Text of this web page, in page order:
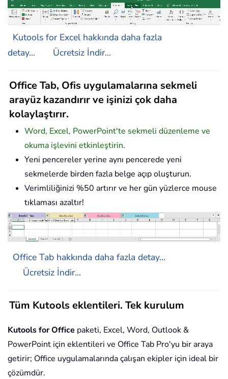
Kutools for Excel hakkında daha fazla
detay...
Ücretsiz İndir...
Office Tab, Ofis uygulamalarına sekmeli
arayüz kazandırır ve işinizi çok daha
kolaylaştırır.
Word, Excel, PowerPoint'te sekmeli düzenleme ve
okuma işlevini etkinleştirin.
Yeni pencereler yerine aynı pencerede yeni
sekmelerde birden fazla belge açıp oluşturun.
Verimliliğinizi %50 artırır ve her gün yüzlerce mouse
tıklaması azaltır!
Office Tab hakkında daha fazla detay...
Ücretsiz İndir...
Tüm Kutools eklentileri. Tek kurulum
Kutools for Office paketi, Excel, Word, Outlook &
PowerPoint için eklentileri ve Office Tab Pro'yu bir araya
getirir; Office uygulamalarında çalışan ekipler için ideal bir
çözümdür.